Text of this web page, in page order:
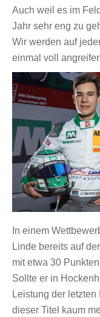
Auch weil es im
Jahr sehr eng zu
Wir werden auf
einmal voll
In einem
Linde bereits auf
mit etwa 30
Sollte er in
Leistung der
dieser Titel kaum